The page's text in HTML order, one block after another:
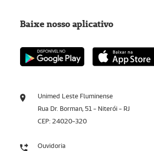
Unimed Leste Fluminense
Rua Dr. Borman, 51 - Niterói - RJ
CEP: 24020-320
Ouvidoria
Baixe nosso aplicativo